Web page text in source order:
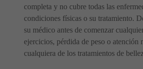
completa y no cubre todas las
condiciones físicas o su tratamiento.
su médico antes de comenzar
ejercicios, pérdida de peso o atención
cualquiera de los tratamientos de